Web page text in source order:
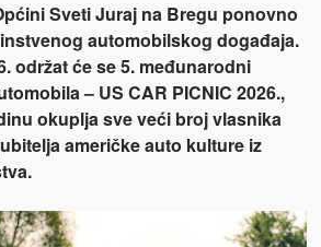
Sveti Juraj na Bregu ponovno
automobilskog događaja.
održat će se 5. međunarodni
– US CAR PICNIC 2026.,
okuplja sve veći broj vlasnika
američke auto kulture iz